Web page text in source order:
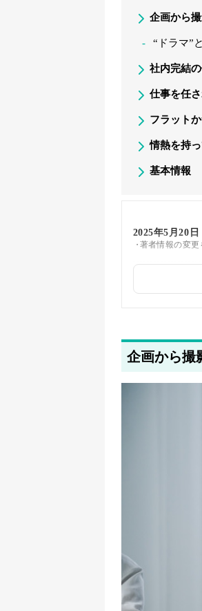
企画から
“ドラマ”
社内完結
仕事を任
フラット
情熱を持
基本情報
2025年5月20日
著者情報の変更
関連企業の紹
企画から撮